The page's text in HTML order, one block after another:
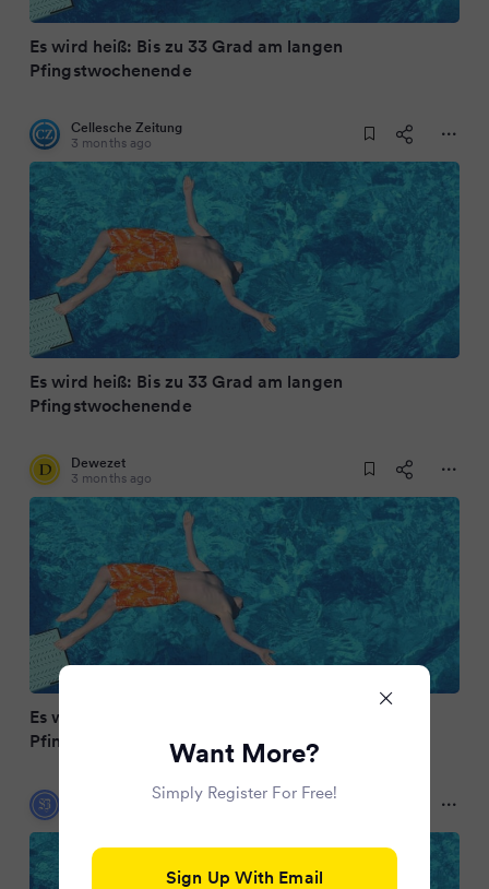
Es wird heiß: Bis zu 33 Grad am langen
Pfingstwochenende
Cellesche Zeitung
3 months ago
Es wird heiß: Bis zu 33 Grad am langen
Pfingstwochenende
Dewezet
3 months ago
Es wird heiß: Bis zu 33 Grad am langen
Pfingstwochenende
Siegener Zeitung
Want More?
Simply Register For Free!
Sign Up With Email